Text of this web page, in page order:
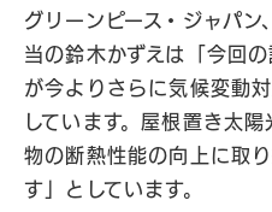
グリーンピース・ジャパ
当の鈴木かずえは「今回
が今よりさらに気候変動
しています。屋根置き太
物の断熱性能の向上に取
す」としています。